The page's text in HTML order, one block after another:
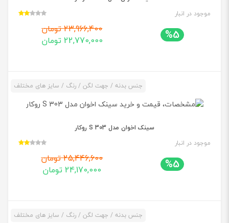
موجود در انبار
%5
23,966,400 تومان
22,770,000 تومان
جنس بدنه / جهت لگن / رنگ / سایز های مختلف
سینک اخوان مدل 303 S روکار
موجود در انبار
%5
25,446,600 تومان
24,170,000 تومان
جنس بدنه / جهت لگن / رنگ / سایز های مختلف